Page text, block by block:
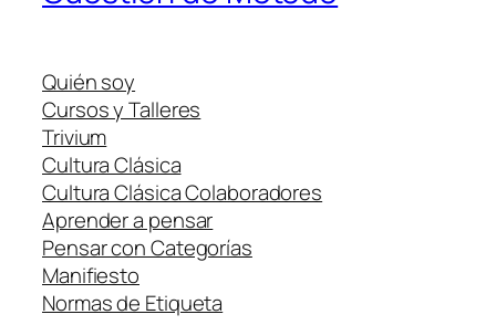
Quién soy
Cursos y Talleres
Trivium
Cultura Clásica
Cultura Clásica Colaboradores
Aprender a pensar
Pensar con Categorías
Manifiesto
Normas de Etiqueta